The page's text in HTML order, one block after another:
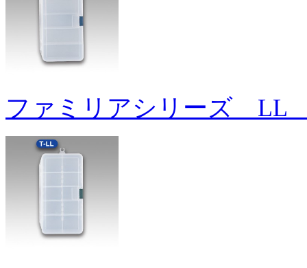
ファミリアシリーズ LL